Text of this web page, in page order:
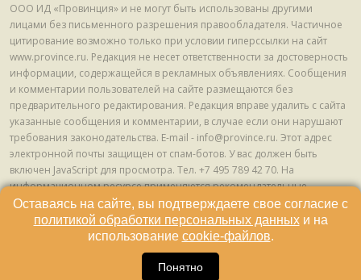
ООО ИД «Провинция» и не могут быть использованы другими
лицами без письменного разрешения правообладателя. Частичное
цитирование возможно только при условии гиперссылки на сайт
www.province.ru. Редакция не несет ответственности за достоверность
информации, содержащейся в рекламных объявлениях. Сообщения
и комментарии пользователей на сайте размещаются без
предварительного редактирования. Редакция вправе удалить с сайта
указанные сообщения и комментарии, в случае если они нарушают
требования законодательства. E-mail - info@province.ru. Этот адрес
электронной почты защищен от спам-ботов. У вас должен быть
включен JavaScript для просмотра. Tел. +7 495 789 42 70. На
информационном ресурсе применяются рекомендательные
технологии (информационные технологии предоставления
информации на основе сбора, систематизации и анализа сведений,
относящихся к предпочтениям пользователей сети "Интернет",
находящихся на территории Российской Федерации) © ООО ИД
Оставаясь на сайте, вы подтверждаете свое согласие с
политикой обработки персональных данныхи на
использование cookie-файлов.
Понятно